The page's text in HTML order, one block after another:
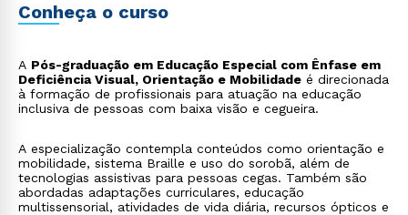
Conheça o curso
A Pós-graduação em Educação Especial com Ênfase em
Deficiência Visual, Orientação e Mobilidade é direcionada
à formação de profissionais para atuação na educação
inclusiva de pessoas com baixa visão e cegueira.
A especialização contempla conteúdos como orientação e
mobilidade, sistema Braille e uso do sorobã, além de
tecnologias assistivas para pessoas cegas. Também são
abordadas adaptações curriculares, educação
multissensorial, atividades de vida diária, recursos ópticos e